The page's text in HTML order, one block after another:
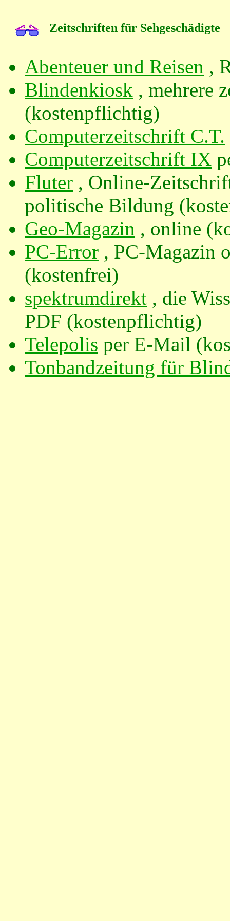
Zeitschriften für Sehgeschädigte
Abenteuer und Reisen ,
Blindenkiosk , mehrere
(kostenpflichtig)
Computerzeitschrift C.T.
Computerzeitschrift IX
Fluter , Online-
politische Bildung
Geo-Magazin , online
PC-Error , PC-Magazin
(kostenfrei)
spektrumdirekt , die
PDF (kostenpflichtig)
Telepolis per E-Mail
Tonbandzeitung für